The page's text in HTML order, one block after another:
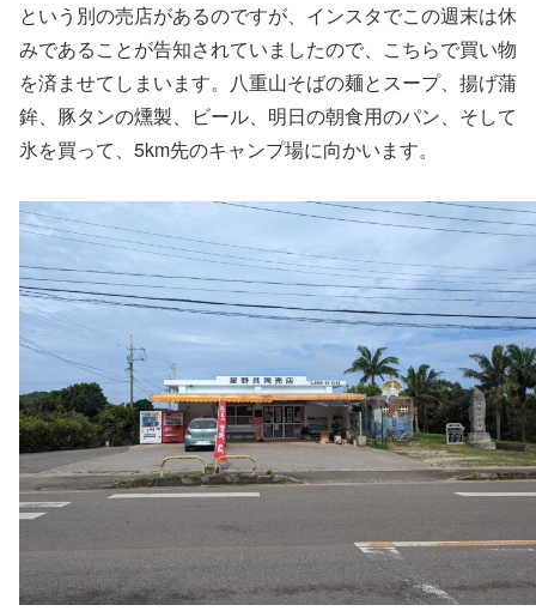
という別の売店があるのですが、インスタでこの週末は休
みであることが告知されていましたので、こちらで買い物
を済ませてしまいます。八重山そばの麺とスープ、揚げ蒲
鉾、豚タンの燻製、ビール、明日の朝食用のパン、そして
氷を買って、5km先のキャンプ場に向かいます。